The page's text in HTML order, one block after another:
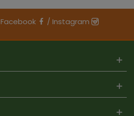
Facebook / Instagram